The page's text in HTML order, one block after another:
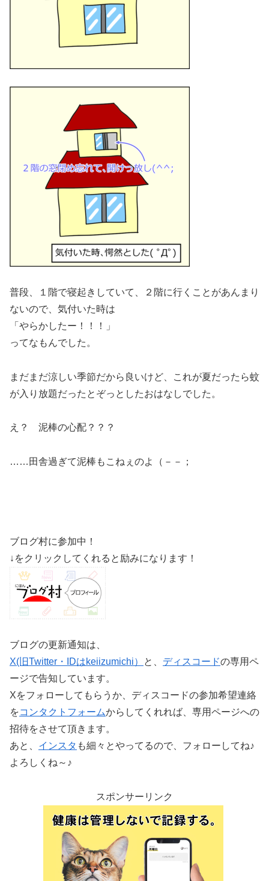
普段、１階で寝起きしていて、２階に行くことがあんまり
ないので、気付いた時は
「やらかしたー！！！」
ってなもんでした。
まだまだ涼しい季節だから良いけど、これが夏だったら蚊
が入り放題だったとぞっとしたおはなしでした。
え？ 泥棒の心配？？？
……田舎過ぎて泥棒もこねぇのよ（－－；
ブログ村に参加中！
↓をクリックしてくれると励みになります！
ブログの更新通知は、
X(旧Twitter・IDはkeiizumichi）
と、 ディスコードの専用ペ
ージで告知しています。
Xをフォローしてもらうか、ディスコードの参加希望連絡
をコンタクトフォームからしてくれれば、専用ページへの
招待をさせて頂きます。
あと、 インスタ も細々とやってるので、フォローしてね♪
よろしくね～♪
スポンサーリンク